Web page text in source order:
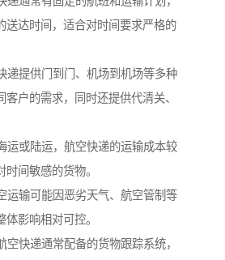
送达时间，适合对时间要求严格的
递提供门到门、机场到机场等多种
客户的需求，同时还提供代清关、
运或陆运，航空快递的运输成本较
间敏感的货物。
运输可能因恶劣天气、航空管制等
影响相对可控。
空快递通常配备的货物跟踪系统，